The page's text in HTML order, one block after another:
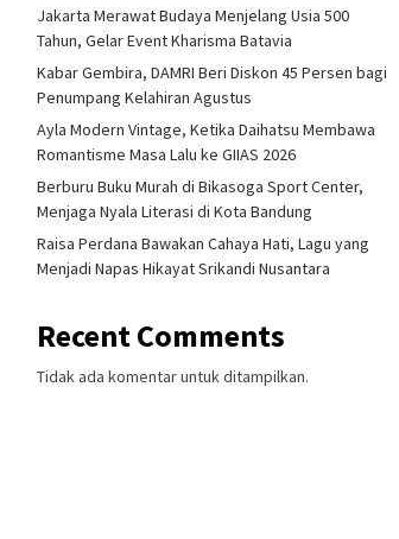
Jakarta Merawat Budaya Menjelang Usia 500
Tahun, Gelar Event Kharisma Batavia
Kabar Gembira, DAMRI Beri Diskon 45 Persen bagi
Penumpang Kelahiran Agustus
Ayla Modern Vintage, Ketika Daihatsu Membawa
Romantisme Masa Lalu ke GIIAS 2026
Berburu Buku Murah di Bikasoga Sport Center,
Menjaga Nyala Literasi di Kota Bandung
Raisa Perdana Bawakan Cahaya Hati, Lagu yang
Menjadi Napas Hikayat Srikandi Nusantara
Recent Comments
Tidak ada komentar untuk ditampilkan.